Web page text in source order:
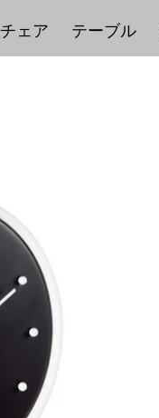
チェア テーブル